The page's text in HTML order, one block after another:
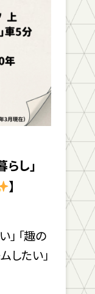
らし」
】
「趣の
したい」